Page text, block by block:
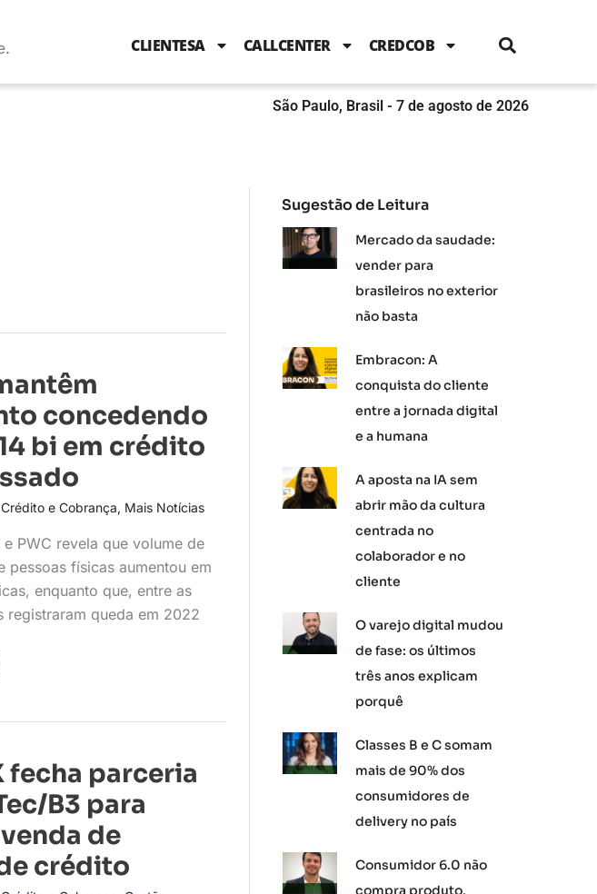
b
o
k
t
e
b
n
g
a
m
CLIENTESA CALLCENTER CREDCOB
São Paulo, Brasil - 7 de agosto de 2026
concedendo
bi em crédito
Crédito e Cobrança, Mais Notícias
e PWC revela que volume de
pessoas físicas aumentou em
enquanto que, entre as
registraram queda em 2022
fecha parceria
B3 para
de
crédito
Sugestão de Leitura
Mercado da saudade:
vender para
brasileiros no exterior
não basta
Embracon: A
conquista do cliente
entre a jornada digital
e a humana
A aposta na IA sem
abrir mão da cultura
centrada no
colaborador e no
cliente
O varejo digital mudou
de fase: os últimos
três anos explicam
porquê
Classes B e C somam
mais de 90% dos
consumidores de
delivery no país
Consumidor 6.0 não
compra produto,